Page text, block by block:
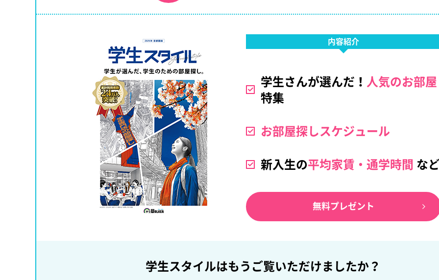
内容紹介
学生さんが選んだ！ 人気のお部屋
特集
お部屋探しスケジュール
新入生の平均家賃・ 通学時間 な
無料プレゼント
学生スタイルはもうご覧いただけましたか？